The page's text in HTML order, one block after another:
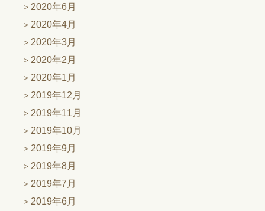
2020年6月
2020年4月
2020年3月
2020年2月
2020年1月
2019年12月
2019年11月
2019年10月
2019年9月
2019年8月
2019年7月
2019年6月